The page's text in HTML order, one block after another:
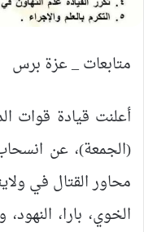
متابعات _ عزة برس
أعلنت قيادة قوات
(الجمعة)، عن
محاور القتال في
الخوي، بارا،